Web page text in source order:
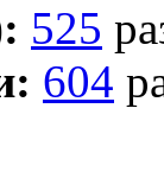
525
604